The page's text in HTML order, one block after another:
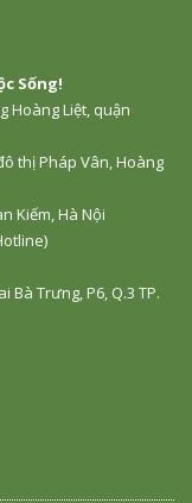
Sống!
Hoàng Liệt, quận
thị Pháp Vân, Hoàng
Kiếm, Hà Nội
Trưng, P6, Q.3 TP.